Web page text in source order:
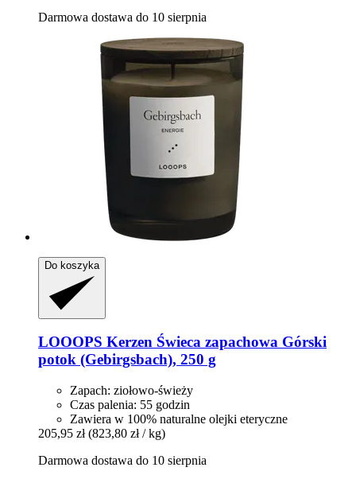
Darmowa dostawa do 10 sierpnia
Do koszyka
LOOOPS Kerzen Świeca zapachowa Górski
potok (Gebirgsbach), 250 g
Zapach: ziołowo-świeży
Czas palenia: 55 godzin
Zawiera w 100% naturalne olejki eteryczne
205,95 zł (823,80 zł / kg)
Darmowa dostawa do 10 sierpnia